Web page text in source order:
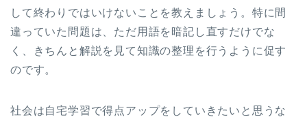
して終わりではいけないことを教えましょう。特に間
違っていた問題は、ただ用語を暗記し直すだけでな
く、きちんと解説を見て知識の整理を行うように促す
のです。
社会は自宅学習で得点アップをしていきたいと思うな